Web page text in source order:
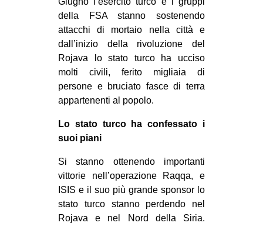
della FSA stanno sostenendo
attacchi di mortaio nella città e
dall’inizio della rivoluzione del
Rojava lo stato turco ha ucciso
molti civili, ferito migliaia di
persone e bruciato fasce di terra
appartenenti al popolo.
Lo stato turco ha confessato i
suoi piani
Si stanno ottenendo importanti
vittorie nell’operazione Raqqa, e
ISIS e il suo più grande sponsor lo
stato turco stanno perdendo nel
Rojava e nel Nord della Siria.